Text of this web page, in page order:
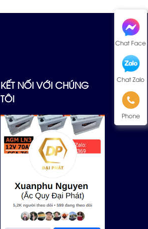
Chat Face
Chat Zalo
Phone
KẾT NỐI VỚI CHÚNG
TÔI